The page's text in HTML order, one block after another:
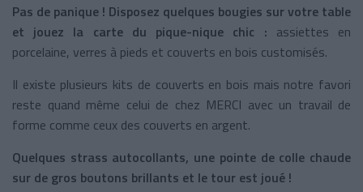
Pas de panique ! Disposez quelques bougies sur votre table
et jouez la carte du pique-nique chic : assiettes en
porcelaine, verres à pieds et couverts en bois customisés.
Il existe plusieurs kits de couverts en bois mais notre favori
reste quand même celui de chez MERCI avec un travail de
forme comme ceux des couverts en argent.
Quelques strass autocollants, une pointe de colle chaude
sur de gros boutons brillants et le tour est joué !